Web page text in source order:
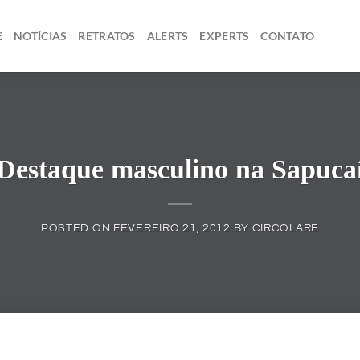
NOTÍCIAS RETRATOS ALERTS EXPERTS CONTATO
masculino na
POSTED ON FEVEREIRO 21, 2012 BY CIRCOLARE